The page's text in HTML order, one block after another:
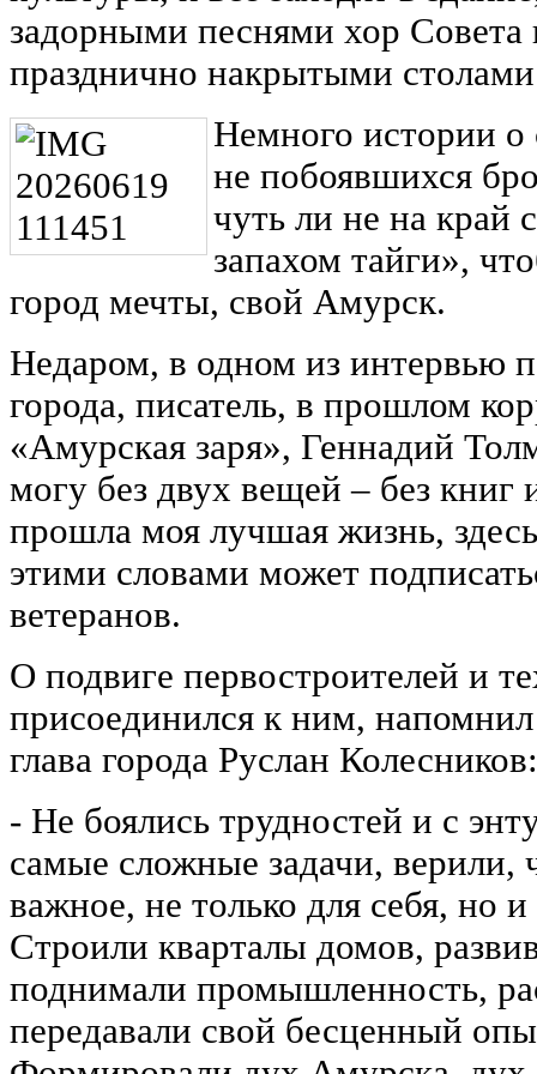
задорными песнями хор Совета
празднично накрытыми
Немного истории
не побоявшихся
чуть ли не на край
запахом тайги»,
город мечты, свой Амурск.
Недаром, в одном из интервью
города, писатель, в прошлом
«Амурская заря», Геннадий
могу без двух вещей – без книг
прошла моя лучшая жизнь,
этими словами может
ветеранов.
О подвиге первостроителей и
присоединился к ним,
глава города Руслан Колесников:
- Не боялись трудностей и с
самые сложные задачи, верили,
важное, не только для себя, но
Строили кварталы домов,
поднимали промышленность,
передавали свой бесценный